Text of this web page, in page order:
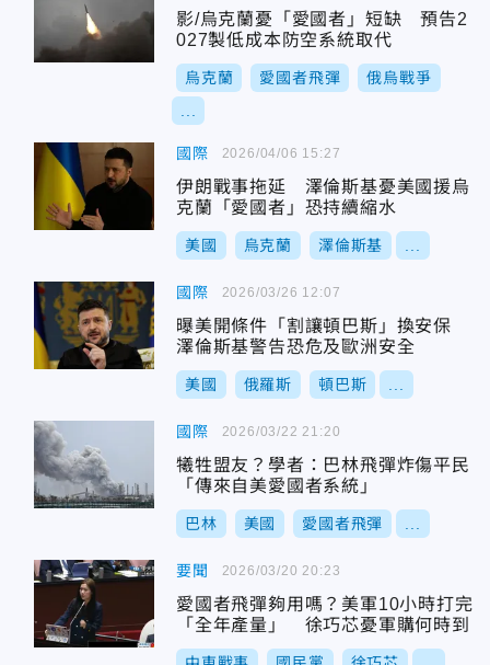
影/烏克蘭憂「愛國者」短缺 預告2
027製低成本防空系統取代
烏克蘭 愛國者飛彈 俄烏戰爭
國際
伊朗戰事拖延 澤倫斯基憂美國援烏
克蘭「愛國者」恐持續縮水
美國 烏克蘭 澤倫斯基
2026/04/06 15:27
國際
曝美開條件「割讓頓巴斯」換安保
澤倫斯基警告恐危及歐洲安全
美國 俄羅斯 頓巴斯
2026/03/26 12:07
國際
犧牲盟友？學者：巴林飛彈炸傷平民
「傳來自美愛國者系統」
巴林 美國 愛國者飛彈
2026/03/22 21:20
要聞
愛國者飛彈夠用嗎？美軍10小時打完
「全年產量」 徐巧芯憂軍購何時到
2026/03/20 20:23